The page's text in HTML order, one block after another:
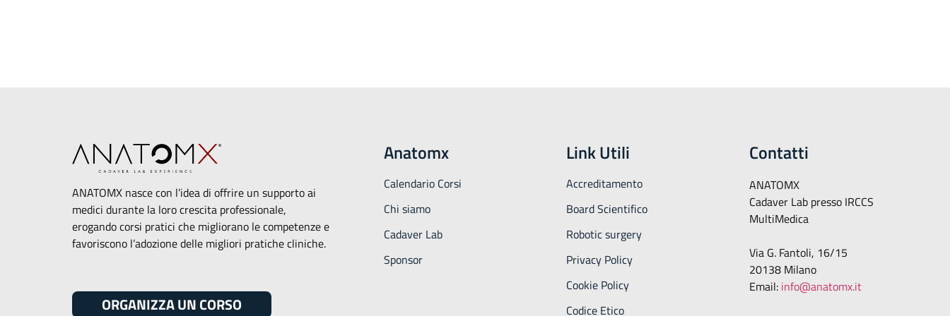
ANATOMX nasce con l’idea di offrire un supporto ai
medici durante la loro crescita professionale,
erogando corsi pratici che migliorano le competenze e
favoriscono l’adozione delle migliori pratiche cliniche.
ORGANIZZA UN CORSO
Anatomx
Calendario Corsi
Chi siamo
Cadaver Lab
Sponsor
Link Utili
Accreditamento
Board Scientifico
Robotic surgery
Privacy Policy
Cookie Policy
Codice Etico
Contatti
ANATOMX
Cadaver Lab presso IRCCS
MultiMedica
Via G. Fantoli, 16/15
20138 Milano
Email: info@anatomx.it